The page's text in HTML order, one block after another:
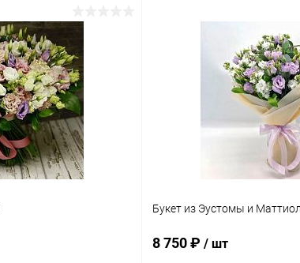
Букет из Эустомы и
8 750 ₽ / шт